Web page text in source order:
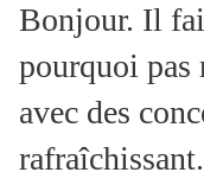
Bonjour. Il
pourquoi pas
avec des